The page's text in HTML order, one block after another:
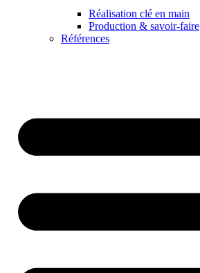
Réalisation clé en main
Production & savoir-faire
Références